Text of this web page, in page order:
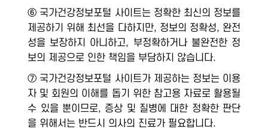
⑥ 국가건강정보포털 사이트는 정확한 최신의 정보를
제공하기 위해 최선을 다하지만, 정보의 정확성, 완전
성을 보장하지 아니하고, 부정확하거나 불완전한 정
보의 제공으로 인한 책임을 부담하지 않습니다.
⑦ 국가건강정보포털 사이트가 제공하는 정보는 이용
자 및 회원의 이해를 돕기 위한 참고용 자료로 활용될
수 있을 뿐이므로, 증상 및 질병에 대한 정확한 판단
을 위해서는 반드시 의사의 진료가 필요합니다.